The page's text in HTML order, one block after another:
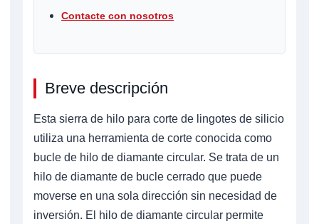
Contacte con nosotros
Breve descripción
Esta sierra de hilo para corte de lingotes de silicio
utiliza una herramienta de corte conocida como
bucle de hilo de diamante circular. Se trata de un
hilo de diamante de bucle cerrado que puede
moverse en una sola dirección sin necesidad de
inversión. El hilo de diamante circular permite